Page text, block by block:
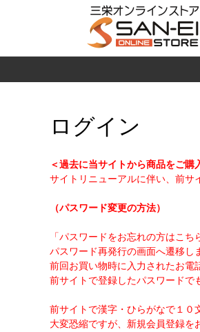
ログイン
＜過去に当サイトから商品をご購
サイトリニューアルに伴い、前サ
（パスワード変更の方法）
「パスワードをお忘れの方はこち
パスワード再発行の画面へ遷移し
前回お買い物時に入力されたお電
前サイトで登録したパスワードで
前サイトで漢字・ひらがなで１０
大変恐縮ですが、新規会員登録を